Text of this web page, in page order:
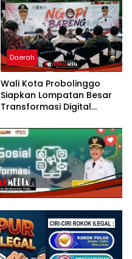
Daerah
Wali Kota Probolinggo
Siapkan Lompatan Besar
Transformasi Digital